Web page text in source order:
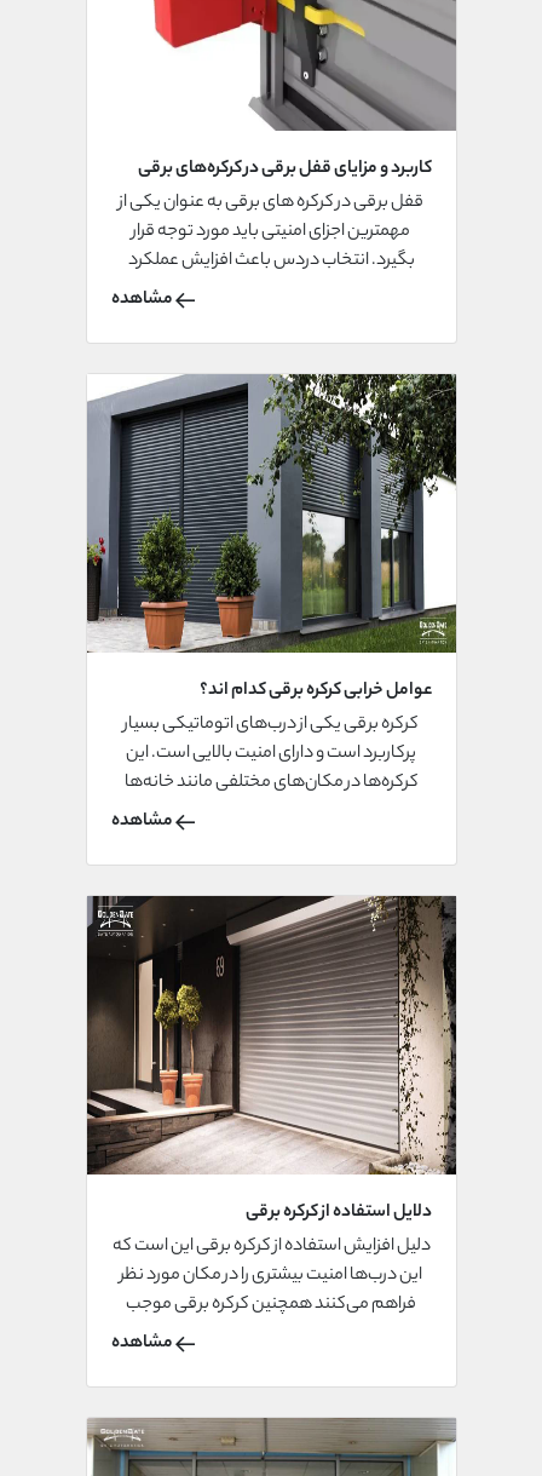
کاربرد و مزایای قفل برقی در کرکره‌های برقی
قفل برقی در کرکره های برقی به عنوان یکی از
مهمترین اجزای امنیتی باید مورد توجه قرار
بگیرد. انتخاب دردس باعث افزایش عملکرد
کرکره های برقی می شود. مشاهده
عوامل خرابی کرکره برقی کدام اند؟
کرکره برقی یکی از درب­‌های اتوماتیکی بسیار
پرکاربرد است و دارای امنیت بالایی است. این
کرکره‌­ها در مکان‌های مختلفی مانند خانه‌­ها
،کارخانه‌ها، شرکت‌ها و مغازه­‌ها مورد استفاده
کنند.
مشاهده
دلایل استفاده از کرکره برقی
دلیل افزایش استفاده از کرکره برقی این است که
این درب‌ها امنیت بیشتری را در مکان مورد نظر
فراهم می‌کنند همچنین کرکره برقی موجب
کاهش سرو صدا در محل شده و از اتلاف انرژی
مشاهده